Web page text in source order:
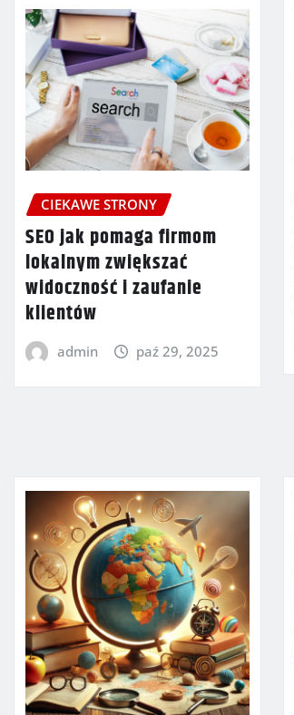
CIEKAWE STRONY
SEO jak pomaga firmom
lokalnym zwiększać
widoczność i zaufanie
klientów
admin paź 29, 2025